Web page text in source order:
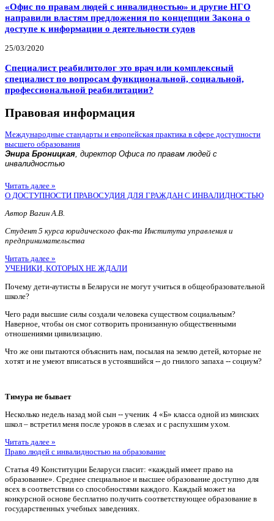
«Офис по правам людей с инвалидностью» и другие НГО
направили властям предложения по концепции Закона о
доступе к информации о деятельности судов
25/03/2020
Специалист реабилитолог это врач или комплексный
специалист по вопросам функциональной, социальной,
профессиональной реабилитации?
Правовая информация
Международные стандарты и европейская практика в сфере доступности
высшего образования
Энира Броницкая, директор Офиса по правам людей с
инвалидностью
Читать далее »
О ДОСТУПНОСТИ ПРАВОСУДИЯ ДЛЯ ГРАЖДАН С ИНВАЛИДНОСТЬЮ
Автор Вагин А.В.
Студент 5 курса юридического фак-та Института управления и
предпринимательства
Читать далее »
УЧЕНИКИ, КОТОРЫХ НЕ ЖДАЛИ
Почему дети-аутисты в Беларуси не могут учиться в общеобразовательной
школе?
Чего ради высшие силы создали человека существом социальным?
Наверное, чтобы он смог сотворить пронизанную общественными
отношениями цивилизацию.
Что же они пытаются объяснить нам, посылая на землю детей, которые не
хотят и не умеют вписаться в устоявшийся -- до гнилого запаха -- социум?
Тимура не бывает
Несколько недель назад мой сын -- ученик 4 «Б» класса одной из минских
школ – встретил меня после уроков в слезах и с распухшим ухом.
Читать далее »
Право людей с инвалидностью на образование
Статья 49 Конституции Беларуси гласит: «каждый имеет право на
образование». Среднее специальное и высшее образование доступно для
всех в соответствии со способностями каждого. Каждый может на
конкурсной основе бесплатно получить соответствующее образование в
государственных учебных заведениях.